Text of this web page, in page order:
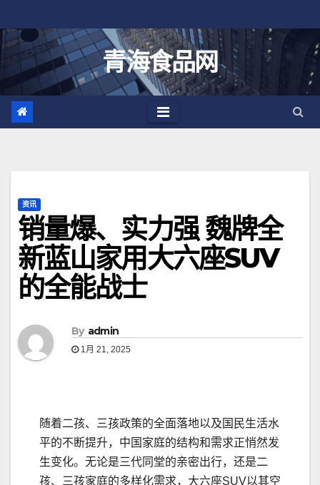
至
青海食品网
资讯
销量爆、实力强 魏牌全
新蓝山家用大六座SUV
的全能战士
By admin
1月 21, 2025
随着二孩、三孩政策的全面落地以及国民生活水
平的不断提升，中国家庭的结构和需求正悄然发
生变化。无论是三代同堂的亲密出行，还是二
孩、三孩家庭的多样化需求，大六座SUV以其空